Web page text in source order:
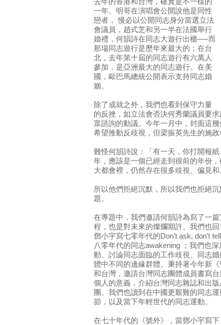
一年。明哥在演唱會公開說他是同性
戀者， 慢必以公開同志身分當選立法
會議員，趙式芝和另一半在法國舉行
婚禮，何韻詩在同志大遊行出櫃──而
那場同志遊行是歷年來最大的；在台
北，去年第十屆的同志遊行有六萬人
參加，是亞洲最大的同志遊行。在美
國，歐巴馬總統公開表示支持同志婚
姻。
除了成就之外，我們也看到保守力量
的反挫，如立法會否決何秀蘭議員要
眾諮詢的動議。今年一月中，封面這
希望推動反歧視，但梁振英先生的施
難怪何韻詩說：「有一天，你打開報
年，應該是一個已經走到很前的年份
大都會裡，仍然存在很多歧視、偏見
所以他們拒絕沉默，所以我們也拒絕
題。
在專題中，我們邀請何韻詩為寫了一
程，也是對未來的燦爛期許。我們也
鄧小宇寫七零年代的Don’t ask, don't
八零年代的同志awakening ；我們也
動、討論同志面臨的工作歧視、同志
體中不同的邊緣群體。秉持著今年新
和台灣，邀請台灣同志團體成員書寫
個人的意義，介紹台灣同志雜誌和出
團。我們也讀到在中國更艱難的同志
節，以及當下年輕世代的同志運動。
在七十年代的《號外》，當鄧小宇寫